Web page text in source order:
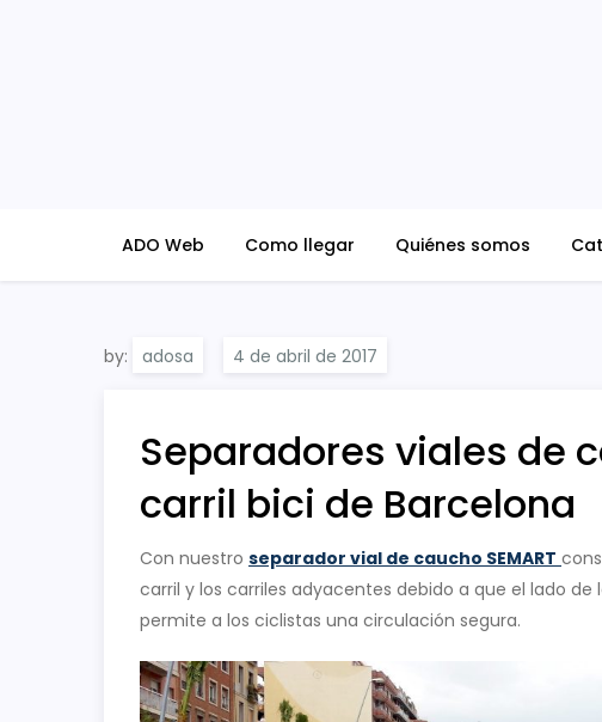
ADO Web Como llegar Quiénes somos
by: adosa
Separadores viales de
carril bici de Barcelona
Con nuestro separador vial de caucho SEMART
carril y los carriles adyacentes debido a que el lado de
permite a los ciclistas una circulación segura.